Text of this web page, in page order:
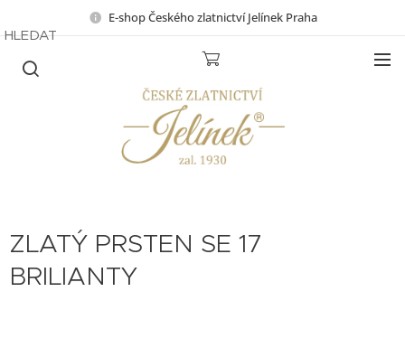
E-shop Českého zlatnictví Jelínek Praha
HLEDAT
ZLATÝ PRSTEN SE 17
BRILIANTY